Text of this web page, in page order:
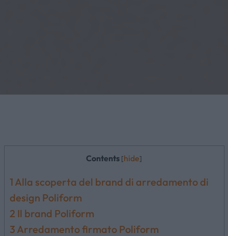
Contents [hide]
1 Alla scoperta del brand di arredamento di
design Poliform
2 Il brand Poliform
3 Arredamento firmato Poliform